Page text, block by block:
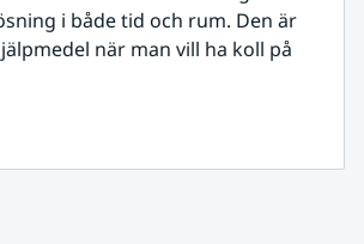
i både tid och rum. Den är
när man vill ha koll på